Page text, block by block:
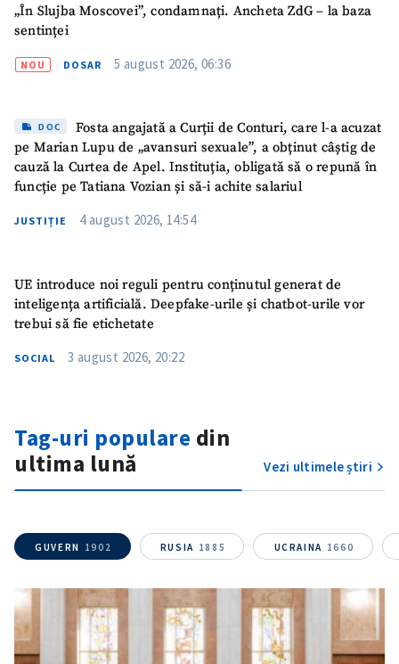
„În Slujba Moscovei”, condamnați. Ancheta ZdG – la baza
sentinței
NOU DOSAR 5 august 2026, 06:36
DOC
Fosta angajată a Curții de Conturi, care l-a acuzat
pe Marian Lupu de „avansuri sexuale”, a obținut câștig de
cauză la Curtea de Apel. Instituția, obligată să o repună în
funcție pe Tatiana Vozian și să-i achite salariul
JUSTIȚIE 4 august 2026, 14:54
UE introduce noi reguli pentru conținutul generat de
inteligența artificială. Deepfake-urile și chatbot-urile vor
trebui să fie etichetate
SOCIAL 3 august 2026, 20:22
Tag-uri populare din
ultima lună
Vezi ultimele știri
GUVERN 1902 RUSIA 1885 UCRAINA 1660